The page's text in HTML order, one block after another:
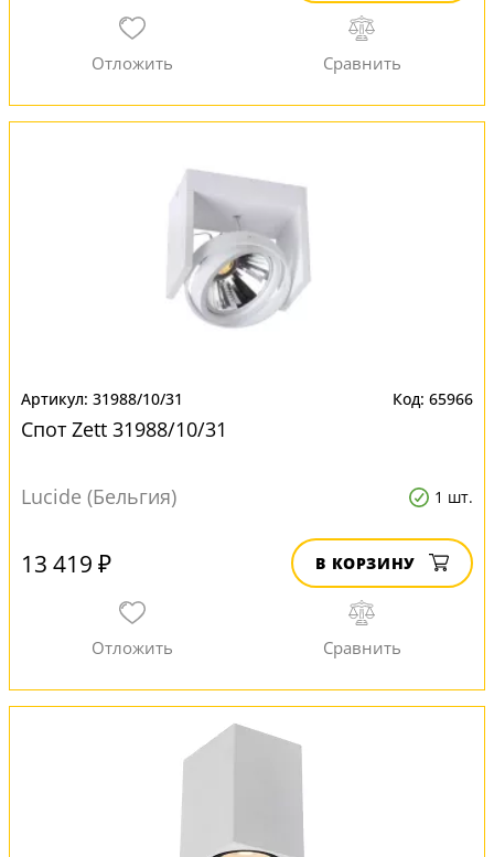
31988/10/31 65966
Спот Zett 31988/10/31
Lucide (Бельгия) 1 шт.
13 419 ₽ В КОРЗИНУ